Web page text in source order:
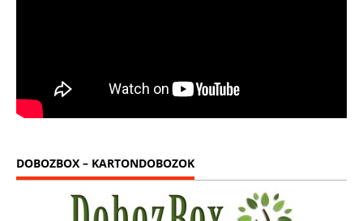
DOBOZBOX – KARTONDOBOZOK